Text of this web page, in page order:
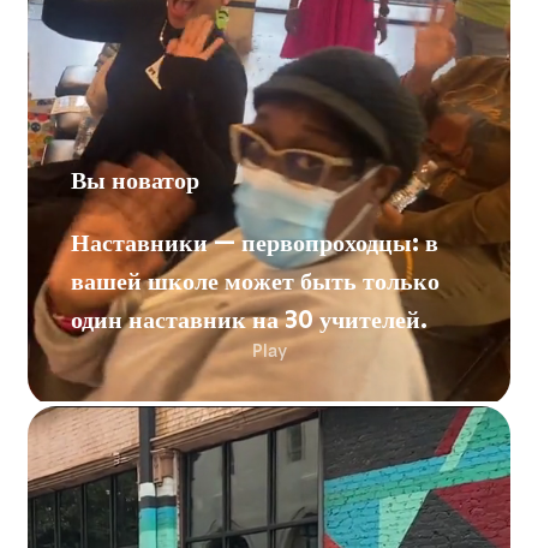
Вы новатор
Наставники — первопроходцы: в
вашей школе может быть только
один наставник на 30 учителей.
Play